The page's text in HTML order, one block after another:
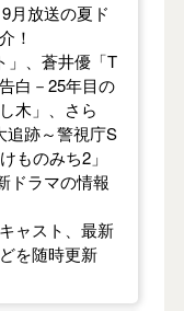
月放送の夏ド
！
」、蒼井優「T
白－25年目の
木」、さら
追跡～警視庁S
ものみち2」
ドラマの情報
ャスト、最新
を随時更新